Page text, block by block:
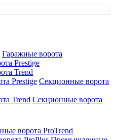
Гаражные ворота
Prestige
Trend
Секционные ворота
Секционные ворота
ворота ProTrend